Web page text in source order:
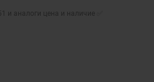
и аналоги цена и наличие ✅